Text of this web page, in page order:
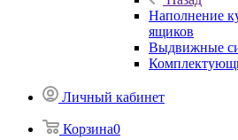
Наполнение
ящиков
Выдвижные
Личный кабинет
Корзина0